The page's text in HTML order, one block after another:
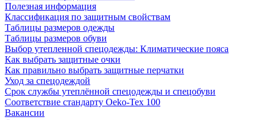
Полезная информация
Классификация по защитным свойствам
Таблицы размеров одежды
Таблицы размеров обуви
Выбор утепленной спецодежды: Климатические пояса
Как выбрать защитные очки
Как правильно выбрать защитные перчатки
Уход за спецодеждой
Срок службы утеплённой спецодежды и спецобуви
Соответствие стандарту Oeko-Tex 100
Вакансии